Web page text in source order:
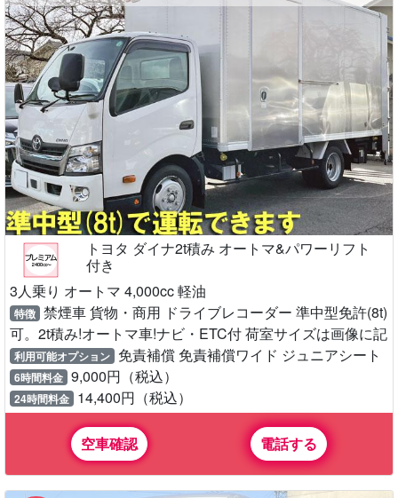
トヨタ ダイナ2t積み オートマ&パワーリフト
付き
3人乗り オートマ 4,000cc 軽油
特徴 禁煙車 貨物・商用 ドライブレコーダー 準中型免許(8t)
可。2t積み!オートマ車!ナビ・ETC付 荷室サイズは画像に記
利用可能オプション 免責補償 免責補償ワイド ジュニアシート
6時間料金 9,000円（税込）
24時間料金 14,400円（税込）
空車確認 電話する